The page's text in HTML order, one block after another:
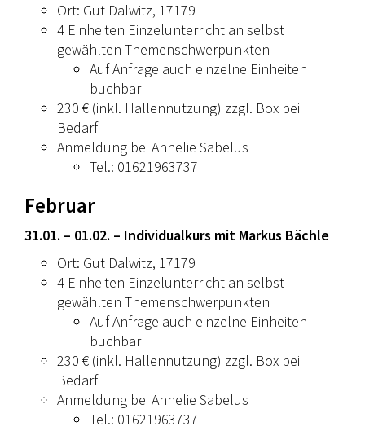
AUSBILDUNG
Ort: Gut Dalwitz, 17179
4 Einheiten Einzelunterricht an selbst
gewählten Themenschwerpunkten
Auf Anfrage auch einzelne Einheiten
buchbar
230 € (inkl. Hallennutzung) zzgl. Box bei
Bedarf
Anmeldung bei Annelie Sabelus
Tel.: 01621963737
Februar
31.01. – 01.02. – Individualkurs mit Markus Bächle
Ort: Gut Dalwitz, 17179
4 Einheiten Einzelunterricht an selbst
gewählten Themenschwerpunkten
Auf Anfrage auch einzelne Einheiten
buchbar
230 € (inkl. Hallennutzung) zzgl. Box bei
Bedarf
Anmeldung bei Annelie Sabelus
Tel.: 01621963737